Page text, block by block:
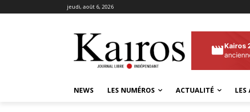
jeudi, août 6, 2026
Kairos
NEWS LES NUMÉROS ACTUALITÉ LES